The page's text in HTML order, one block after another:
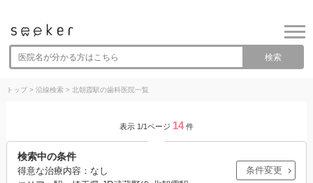
検索
トップ> 沿線検索> 北朝霞駅の歯科医院一覧
表示 1/1ページ 14 件
検索中の条件
得意な治療内容：なし
条件変更